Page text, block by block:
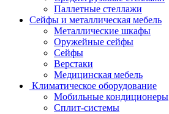
Паллетные стеллажи
Сейфы и металлическая мебель
Металлические шкафы
Оружейные сейфы
Сейфы
Верстаки
Медицинская мебель
Климатическое оборудование
Мобильные кондиционеры
Сплит-системы